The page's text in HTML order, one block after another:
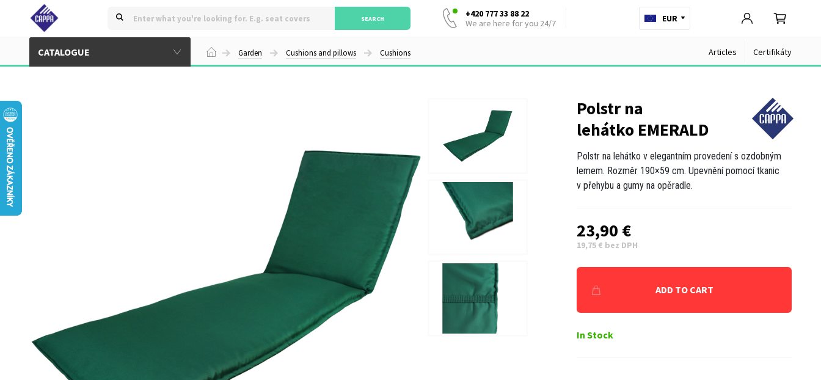
SEARCH
+420 777 33 88 22
We are here for you 24/7
EUR
CATALOGUE Garden Cushions and pillows Cushions Articles Certifikáty
Polstr na
lehátko EMERALD
Polstr na lehátko v elegantním provedení s ozdobným
lemem. Rozměr 190×59 cm. Upevnění pomocí tkanic
v přehybu a gumy na opěradle.
23,90 €
19,75 € bez DPH
ADD TO CART
In Stock